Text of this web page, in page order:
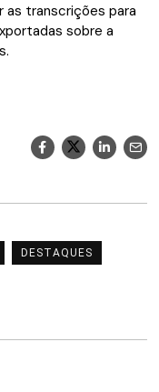
transcrições para
sobre a
DESTAQUES